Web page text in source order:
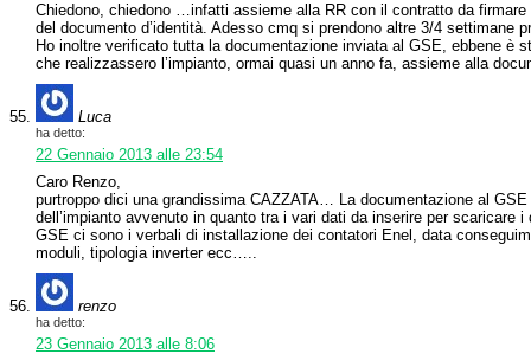
Chiedono, chiedono …infatti assieme alla RR con il contratto da
del documento d’identità. Adesso cmq si prendono altre 3/4 settimane
Ho inoltre verificato tutta la documentazione inviata al GSE, ebbene è
che realizzassero l’impianto, ormai quasi un anno fa, assieme alla
Luca
ha detto:
22 Gennaio 2013 alle 23:54
Caro Renzo,
purtroppo dici una grandissima CAZZATA… La documentazione al
dell’impianto avvenuto in quanto tra i vari dati da inserire per scaricare
GSE ci sono i verbali di installazione dei contatori Enel, data
moduli, tipologia inverter ecc…..
renzo
ha detto:
23 Gennaio 2013 alle 8:06